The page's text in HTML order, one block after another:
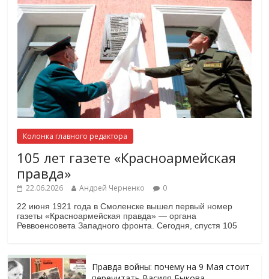
Колонка главного редактора
105 лет газете «Красноармейская
правда»
22.06.2026 Андрей Черненко 0
22 июня 1921 года в Смоленске вышел первый номер
газеты «Красноармейская правда» — органа
Реввоенсовета Западного фронта. Сегодня, спустя 105
Правда войны: почему на 9 Мая стоит